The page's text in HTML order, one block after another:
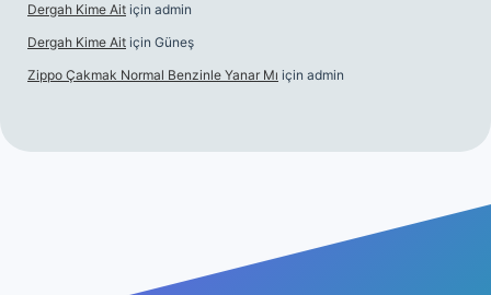
Dergah Kime Ait için admin
Dergah Kime Ait için Güneş
Zippo Çakmak Normal Benzinle Yanar Mı için admin